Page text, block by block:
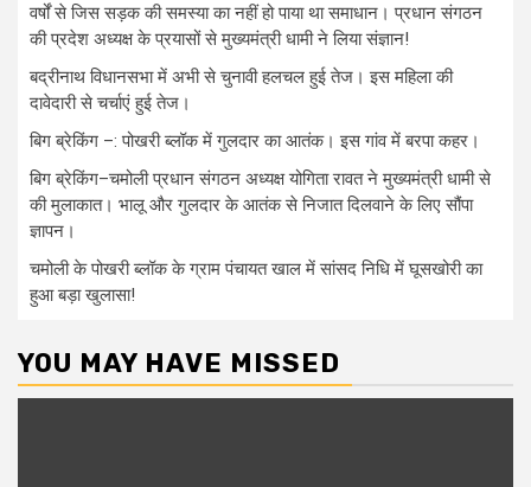
वर्षों से जिस सड़क की समस्या का नहीं हो पाया था समाधान। प्रधान संगठन
की प्रदेश अध्यक्ष के प्रयासों से मुख्यमंत्री धामी ने लिया संज्ञान!
बद्रीनाथ विधानसभा में अभी से चुनावी हलचल हुई तेज। इस महिला की
दावेदारी से चर्चाएं हुई तेज।
बिग ब्रेकिंग –: पोखरी ब्लॉक में गुलदार का आतंक। इस गांव में बरपा कहर।
बिग ब्रेकिंग–चमोली प्रधान संगठन अध्यक्ष योगिता रावत ने मुख्यमंत्री धामी से
की मुलाकात। भालू और गुलदार के आतंक से निजात दिलवाने के लिए सौंपा
ज्ञापन।
चमोली के पोखरी ब्लॉक के ग्राम पंचायत खाल में सांसद निधि में घूसखोरी का
हुआ बड़ा खुलासा!
YOU MAY HAVE MISSED